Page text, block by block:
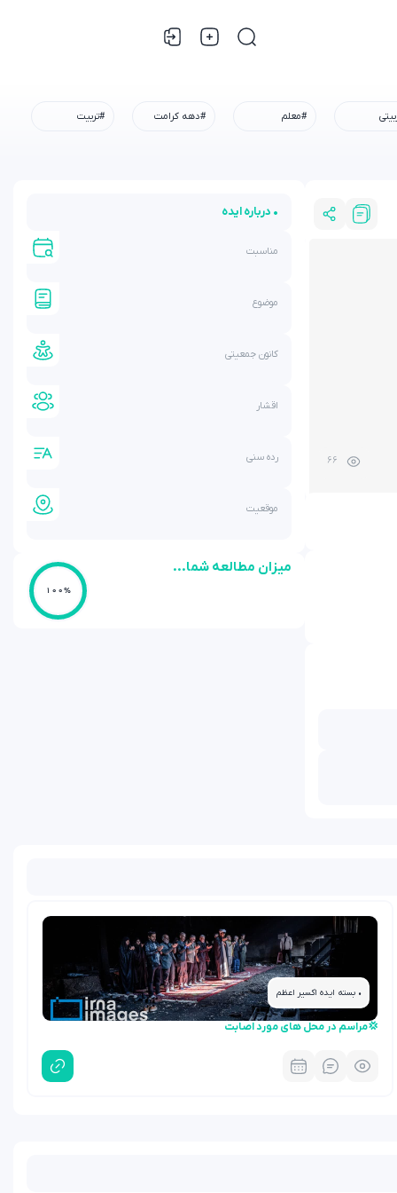
#معلم #دهه کرامت #تربیت
• درباره ایده
مناسبت
موضوع
کانون جمعیتی
اقشار
رده سنی
موقعیت
میزان مطالعه شما...
100%
66
• بسته ایده اکسیر اعظم
💢مراسم در محل های مورد اصابت